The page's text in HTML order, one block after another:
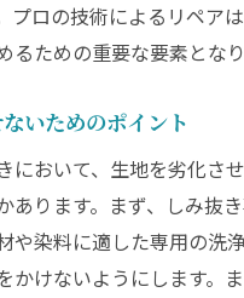
プロの技術によるリペア
るための重要な要素となり
いためのポイント
において、生地を劣化さ
あります。まず、しみ抜
や染料に適した専用の洗
かけないようにします。